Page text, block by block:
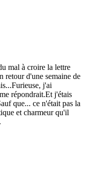
mal à croire la lettre
retour d'une semaine de
j'ai
répondrait.Et j'étais
que... ce n'était pas la
et charmeur qu'il